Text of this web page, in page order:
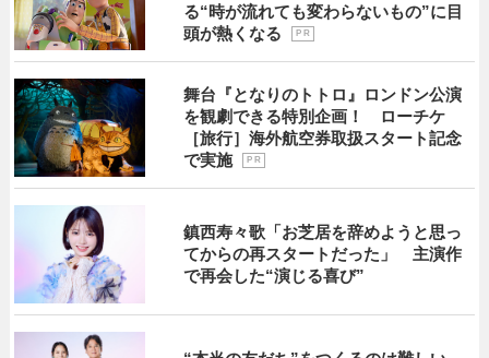
る“時が流れても変わらないもの”に目
頭が熱くなる
P R
舞台『となりのトトロ』ロンドン公演
を観劇できる特別企画！ ローチケ
［旅行］海外航空券取扱スタート記念
で実施
P R
鎮西寿々歌「お芝居を辞めようと思っ
てからの再スタートだった」 主演作
で再会した“演じる喜び”